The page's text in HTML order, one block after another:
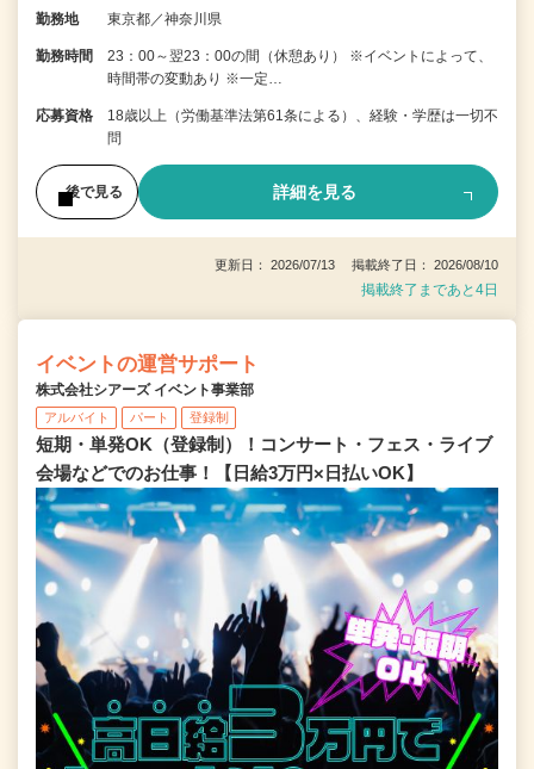
勤務地 東京都／神奈川県
勤務時間
23：00～翌23：00の間（休憩あり） ※イベントによって、
時間帯の変動あり ※一定…
応募資格
18歳以上（労働基準法第61条による）、経験・学歴は一切不
問
後で見る 詳細を見る
更新日： 2026/07/13 掲載終了日： 2026/08/10
掲載終了まであと4日
イベントの運営サポート
株式会社シアーズ イベント事業部
アルバイト パート 登録制
短期・単発OK（登録制）！コンサート・フェス・ライブ
会場などでのお仕事！【日給3万円×日払いOK】